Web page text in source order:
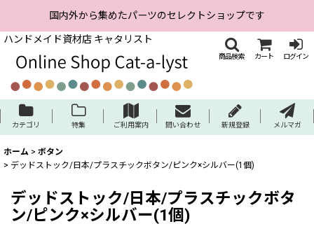
国内外から集めたパーツのセレクトショップです
ハンドメイド資材店 キャタリスト
商品検索 カート ログイン
カテゴリ 特集 ご利用案内 問い合わせ 新規登録 メルマガ
ホーム > ボタン
> デッドストック/日本/プラスチックボタン/ピンク×シルバー(1個)
デッドストック/日本/プラスチックボタ
ン/ピンク×シルバー(1個)